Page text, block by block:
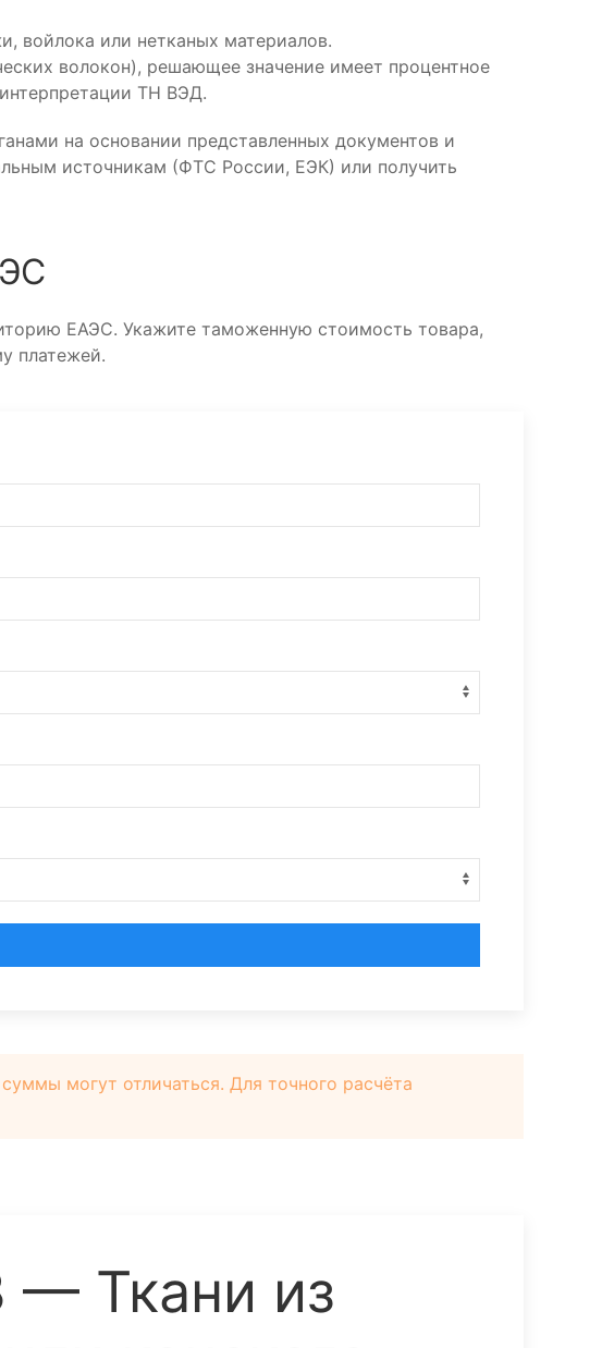
войлока или нетканых материалов.
волокон), решающее значение имеет процентное
ТН ВЭД.
на основании представленных документов и
источникам (ФТС России, ЕЭК) или получить
ЕАЭС. Укажите таможенную стоимость товара,
платежей.
могут отличаться. Для точного расчёта
— Ткани из